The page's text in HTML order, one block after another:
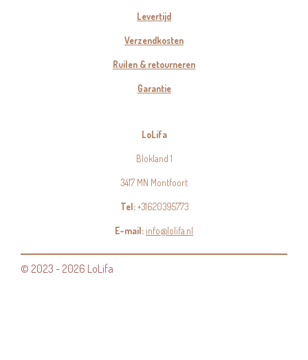
Levertijd
Verzendkosten
Ruilen & retourneren
Garantie
LoLifa
Blokland 1
3417 MN Montfoort
Tel:+31620395773
E-mail:info@lolifa.nl
© 2023 - 2026 LoLifa